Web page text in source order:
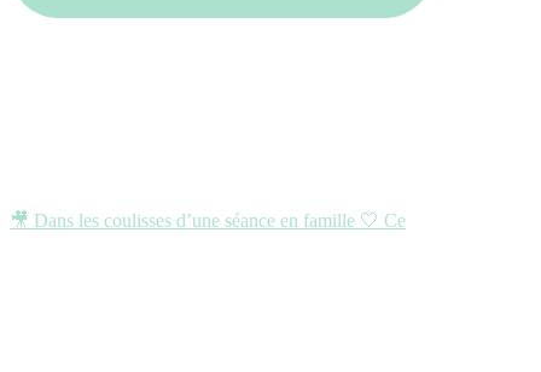
🎥 Dans les coulisses d’une séance en famille 🤍 Ce